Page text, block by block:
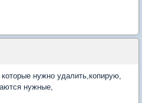
нужно удалить,копирую,
нужные,